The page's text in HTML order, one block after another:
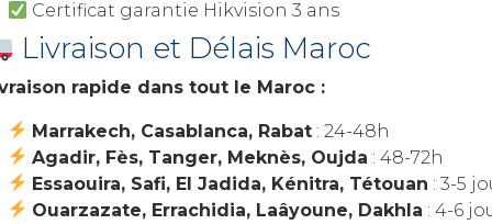
Certificat garantie Hikvision 3 ans
Livraison et Délais Maroc
rapide dans tout le Maroc :
Marrakech, Casablanca, Rabat : 24-48h
Agadir, Fès, Tanger, Meknès, Oujda : 48-72h
Essaouira, Safi, El Jadida, Kénitra, Tétouan : 3-5
Ouarzazate, Errachidia, Laâyoune, Dakhla : 4-6